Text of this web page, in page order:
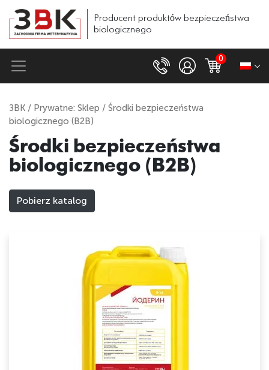
Producent produktów bezpieczeństwa
biologicznego
0
ЗВК / Prywatne: Sklep / Środki bezpieczeństwa
biologicznego (B2B)
Środki bezpieczeństwa
biologicznego (B2B)
Pobierz katalog